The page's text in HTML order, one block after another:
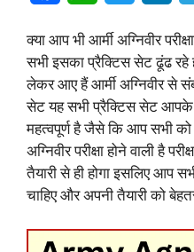
c
e
b
o
o
k
a
t
s
A
p
p
i
t
t
e
r
n
k
e
d
I
n
क्या आप भी आर्मी अग्निवीर
सभी इसका प्रैक्टिस सेट ढूंढ
लेकर आए हैं आर्मी अग्निवीर से
सेट यह सभी प्रैक्टिस सेट आपके
महत्वपूर्ण है जैसे कि आप सभी को
अग्निवीर परीक्षा होने वाली है
तैयारी से ही होगा इसलिए आप
चाहिए और अपनी तैयारी को